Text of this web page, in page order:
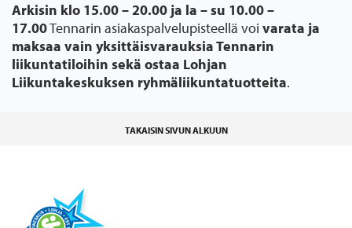
Arkisin klo 15.00 – 20.00 ja la – su 10.00 –
17.00Tennarin asiakaspalvelupisteellä voi varata ja
maksaa vain yksittäisvarauksia Tennarin
liikuntatiloihin sekä ostaa Lohjan
Liikuntakeskuksen ryhmäliikuntatuotteita.
TAKAISIN SIVUN ALKUUN